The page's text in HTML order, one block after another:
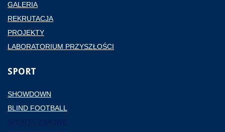
GALERIA
REKRUTACJA
PROJEKTY
LABORATORIUM PRZYSZŁOŚCI
SPORT
SHOWDOWN
BLIND FOOTBALL